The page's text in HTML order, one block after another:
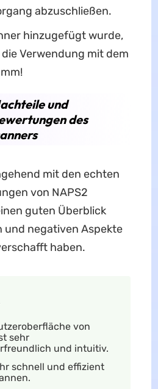
abzuschließen.
hinzugefügt wurde,
Verwendung mit dem
und
des
mit den echten
von NAPS2
guten Überblick
und negativen Aspekte
haben.
von
sehr
und intuitiv.
schnell und effizient